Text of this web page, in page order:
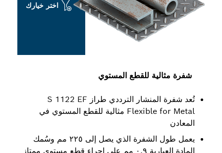
للقطع المستوي
تُعد شفرة المنشار الترددي طراز S 1122 EF
Flexible for Metal مثالية للقطع المستوي في
يعمل طول الشفرة الذي يصل إلى ٢٢٥ مم وسُمك
اختر خيارك